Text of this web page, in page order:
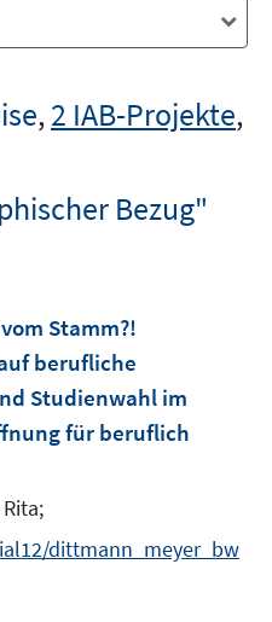
,2 IAB-Projekte,
Bezug"
Stamm?!
berufliche
Studienwahl im
für beruflich
dittmann_meyer_bw